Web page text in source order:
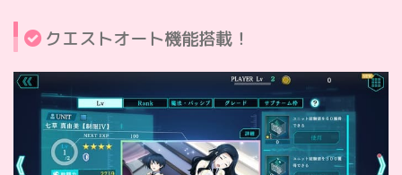
クエストオート機能搭載！